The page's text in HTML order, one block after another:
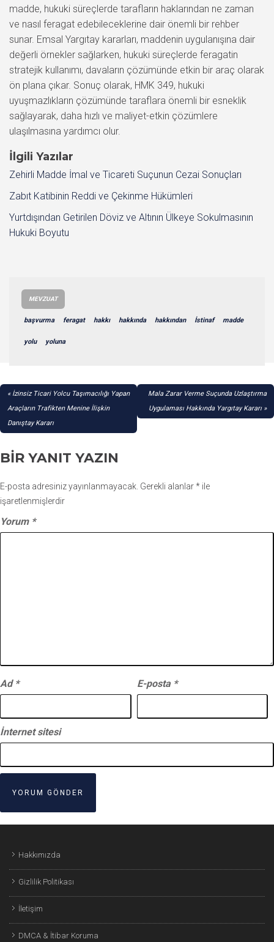
madde, hukuki süreçlerde tarafların haklarından ne zaman
ve nasıl feragat edebileceklerine dair önemli bir rehber
sunar. Emsal Yargıtay kararları, maddenin uygulanışına dair
değerli örnekler sağlarken, hukuki süreçlerde feragatin
stratejik kullanımı, davaların çözümünde etkin bir araç olarak
ön plana çıkar. Sonuç olarak, HMK 349, hukuki
uyuşmazlıkların çözümünde taraflara önemli bir esneklik
sağlayarak, daha hızlı ve maliyet-etkin çözümlere
ulaşılmasına yardımcı olur.
İlgili Yazılar
Zehirli Madde İmal ve Ticareti Suçunun Cezai Sonuçları
Zabıt Katibinin Reddi ve Çekinme Hükümleri
Yurtdışından Getirilen Döviz ve Altının Ülkeye Sokulmasının
Hukuki Boyutu
MEVZUAT
başvurma feragat hakkı hakkında hakkından İstinaf madde
yolu yoluna
YAZI
GEZINMESI
İzinsiz Ticari Yolcu Taşımacılığı Yapan
Araçların Trafikten Menine İlişkin
Danıştay Kararı
Mala Zarar Verme Suçunda Uzlaştırma
Uygulaması Hakkında Yargıtay Kararı
BIR YANIT YAZIN
E-posta adresiniz yayınlanmayacak. Gerekli alanlar* ile
işaretlenmişlerdir
Yorum *
Ad * E-posta *
İnternet sitesi
Hakkımızda
Gizlilik Politikası
İletişim
DMCA & İtibar Koruma